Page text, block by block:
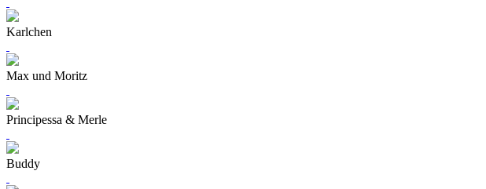
Karlchen
Max und Moritz
Principessa & Merle
Buddy